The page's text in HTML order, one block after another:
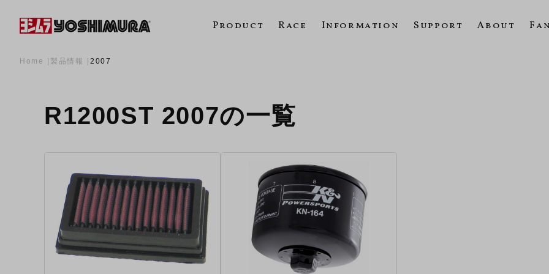
Product Race Information Support About
Home 製品情報 2007
R1200ST 2007の一覧